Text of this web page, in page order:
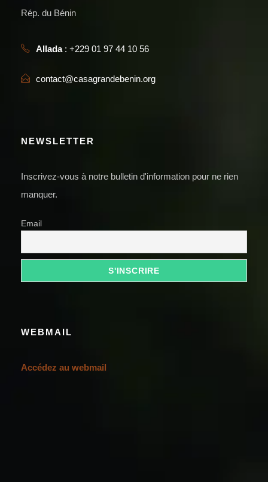
Rép. du Bénin
Allada: +229 01 97 44 10 56
contact@casagrandebenin.org
NEWSLETTER
Inscrivez-vous à notre bulletin d'information pour ne rien
manquer.
Email
WEBMAIL
Accédez au webmail